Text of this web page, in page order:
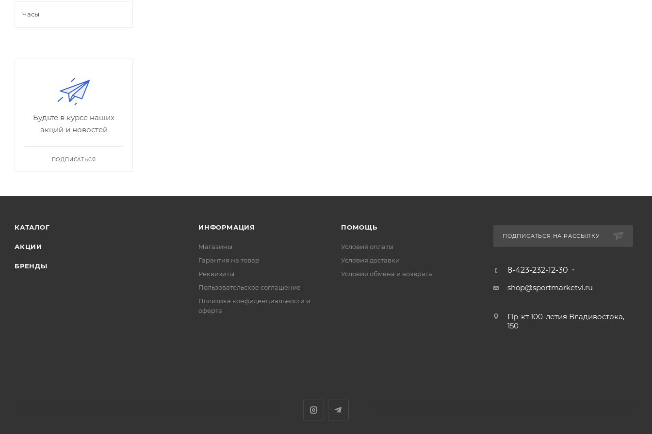
Часы
Будьте в курсе наших
акций и новостей
ПОДПИСАТЬСЯ
КАТАЛОГ
АКЦИИ
БРЕНДЫ
ИНФОРМАЦИЯ
Магазины
Гарантия на товар
Реквизиты
Пользовательское соглашение
Политика конфиденциальности и
оферта
ПОМОЩЬ
Условия оплаты
Условия доставки
Условия обмена и возврата
ПОДПИСАТЬСЯ НА РАССЫЛКУ
8-423-232-12-30
shop@sportmarketvl.ru
Пр-кт 100-летия Владивостока,
150